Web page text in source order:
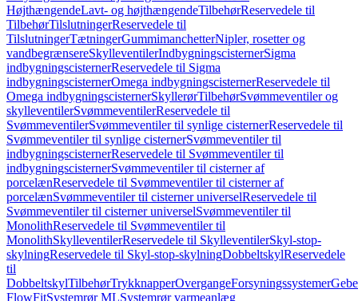
HøjthængendeLavt- og højthængendeTilbehørReservedele til
TilbehørTilslutningerReservedele til
TilslutningerTætningerGummimanchetterNipler, rosetter og
vandbegrænsereSkylleventilerIndbygningscisternerSigma
indbygningscisternerReservedele til Sigma
indbygningscisternerOmega indbygningscisternerReservedele til
Omega indbygningscisternerSkyllerørTilbehørSvømmeventiler og
skylleventilerSvømmeventilerReservedele til
SvømmeventilerSvømmeventiler til synlige cisternerReservedele til
Svømmeventiler til synlige cisternerSvømmeventiler til
indbygningscisternerReservedele til Svømmeventiler til
indbygningscisternerSvømmeventiler til cisterner af
porcelænReservedele til Svømmeventiler til cisterner af
porcelænSvømmeventiler til cisterner universelReservedele til
Svømmeventiler til cisterner universelSvømmeventiler til
MonolithReservedele til Svømmeventiler til
MonolithSkylleventilerReservedele til SkylleventilerSkyl-stop-
skylningReservedele til Skyl-stop-skylningDobbeltskylReservedele
til
DobbeltskylTilbehørTrykknapperOvergangeForsyningssystemer
FlowFitSystemrør MLSystemrør varmeanlæg